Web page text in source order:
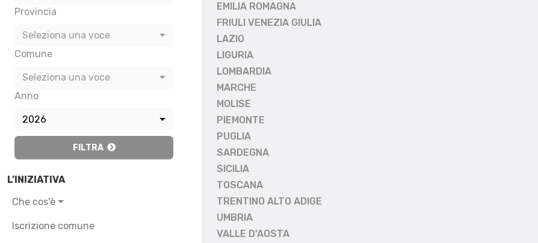
Provincia
Seleziona una voce
Comune
Seleziona una voce
Anno
2026
FILTRA
L’INIZIATIVA
Che cos'è
Iscrizione comune
EMILIA ROMAGNA
FRIULI VENEZIA GIULIA
LAZIO
LIGURIA
LOMBARDIA
MARCHE
MOLISE
PIEMONTE
PUGLIA
SARDEGNA
SICILIA
TOSCANA
TRENTINO ALTO ADIGE
UMBRIA
VALLE D'AOSTA